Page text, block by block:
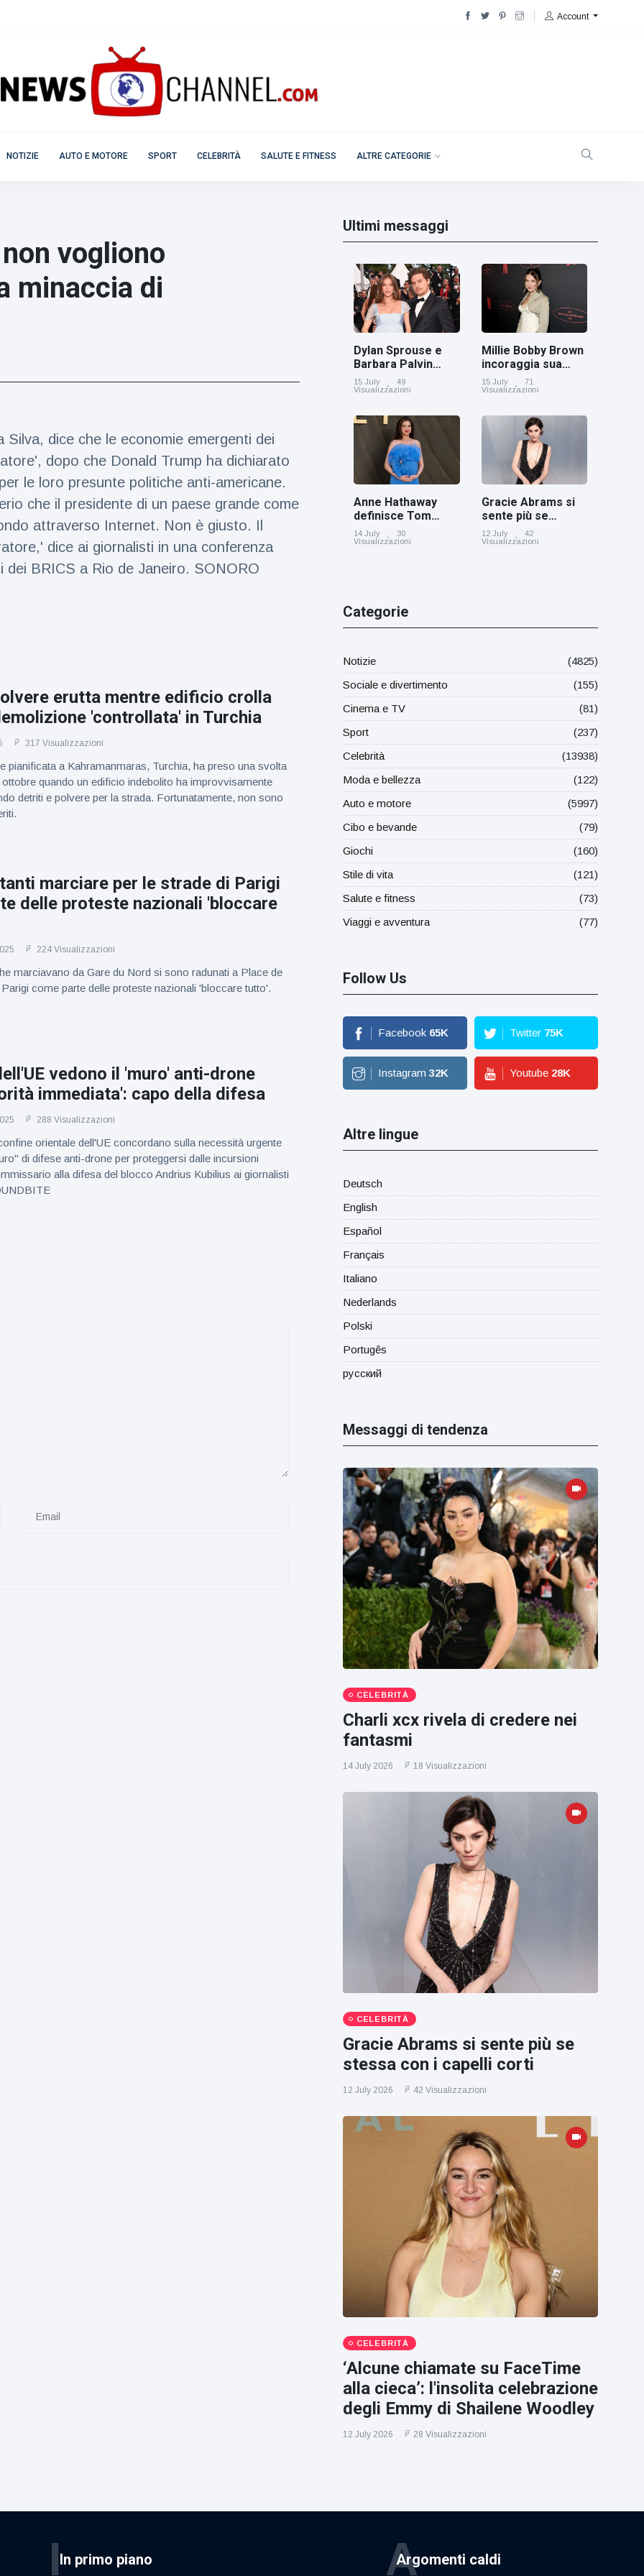
Account
NOTIZIE AUTO E MOTORE SPORT CELEBRITÀ SALUTE E FITNESS ALTRE CATEGORIE
vogliono
minaccia di
dice che le economie emergenti dei
dopo che Donald Trump ha dichiarato
le loro presunte politiche anti-americane.
che il presidente di un paese grande come
attraverso Internet. Non è giusto. Il
dice ai giornalisti in una conferenza
BRICS a Rio de Janeiro. SONORO
erutta mentre edificio crolla
'controllata' in Turchia
317 Visualizzazioni
pianificata a Kahramanmaras, Turchia, ha preso una svolta
ottobre quando un edificio indebolito ha improvvisamente
detriti e polvere per la strada. Fortunatamente, non sono
marciare per le strade di Parigi
delle proteste nazionali 'bloccare
224 Visualizzazioni
marciavano da Gare du Nord si sono radunati a Place de
come parte delle proteste nazionali 'bloccare tutto'.
vedono il 'muro' anti-drone
immediata': capo della difesa
288 Visualizzazioni
orientale dell'UE concordano sulla necessità urgente
di difese anti-drone per proteggersi dalle incursioni
alla difesa del blocco Andrius Kubilius ai giornalisti
Ultimi messaggi
Dylan Sprouse e
Barbara Palvin
rivelano di
aspettare una
15 July
49
Visualizzazioni
Millie Bobby Brown
incoraggia sua
figlia ad essere
creativa
15 July
71
Visualizzazioni
Anne Hathaway
definisce Tom
Holland 'il figlio dei
sogni’
14 July
30
Visualizzazioni
Gracie Abrams si
sente più se
stessa con i capelli
corti
12 July
42
Visualizzazioni
Categorie
Notizie
(4825)
Sociale e divertimento
(155)
Cinema e TV
(81)
Sport
(237)
Celebrità
(13938)
Moda e bellezza
(122)
Auto e motore
(5997)
Cibo e bevande
(79)
Giochi
(160)
Stile di vita
(121)
Salute e fitness
(73)
Viaggi e avventura
(77)
Follow Us
Facebook 65K Twitter 75K
Instagram 32K Youtube 28K
Altre lingue
Deutsch
English
Español
Français
Italiano
Nederlands
Polski
Portugês
русский
Messaggi di tendenza
CELEBRITÀ
Charli xcx rivela di credere nei
fantasmi
14 July 2026 18 Visualizzazioni
CELEBRITÀ
Gracie Abrams si sente più se
stessa con i capelli corti
12 July 2026 42 Visualizzazioni
CELEBRITÀ
‘Alcune chiamate su FaceTime
alla cieca’: l'insolita celebrazione
degli Emmy di Shailene Woodley
12 July 2026 28 Visualizzazioni
In primo piano
I Argomenti caldi
A